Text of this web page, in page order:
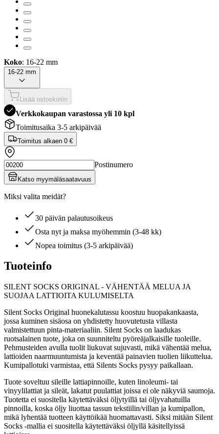
Koko: 16-22 mm
16-22 mm
Lisää ostoskoriin
Verkkokaupan varastossa yli 10 kpl
Toimitusaika 3-5 arkipäivää
Toimitus alkaen 0 €
Postinumero
Katso myymäläsaatavuus
Miksi valita meidät?
30 päivän palautusoikeus
Osta nyt ja maksa myöhemmin (3-48 kk)
Nopea toimitus (3-5 arkipäivää)
Tuoteinfo
SILENT SOCKS ORIGINAL - VÄHENTÄÄ MELUA JA
SUOJAA LATTIOITA KULUMISELTA
Silent Socks Original huonekalutassu koostuu huopakankaasta,
jossa kuminen sisäosa on yhdistetty huovutetusta villasta
valmistettuun pinta-materiaaliin. Silent Socks on laadukas
ruotsalainen tuote, joka on suunniteltu pyöreäjalkaisille tuoleille.
Pehmusteiden avulla tuolit liukuvat sujuvasti, mikä vähentää melua,
lattioiden naarmuuntumista ja keventää painavien tuolien liikuttelua.
Kumipallotuki varmistaa, että Silents Socks pysyy paikallaan.
Tuote soveltuu sileille lattiapinnoille, kuten linoleumi- tai
vinyylilattiat ja sileät, lakatut puulattiat joissa ei ole näkyviä saumoja.
Tuotetta ei suositella käytettäväksi öljytyillä tai öljyvahatuilla
pinnoilla, koska öljy liuottaa tassun tekstiilin/villan ja kumipallon,
mikä lyhentää tuotteen käyttöikää huomattavasti. Siksi mitään Silent
Socks -mallia ei suositella käytettäväksi öljyllä käsitellyissä